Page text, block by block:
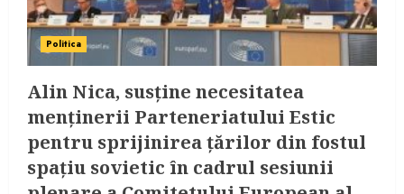
Politica
Alin Nica, susține necesitatea
menținerii Parteneriatului Estic
pentru sprijinirea țărilor din fostul
spațiu sovietic în cadrul sesiunii